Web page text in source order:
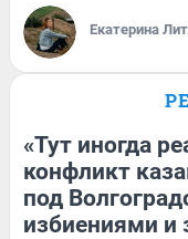
Екатерина
«Тут иногда
конфликт
под
избиениями и